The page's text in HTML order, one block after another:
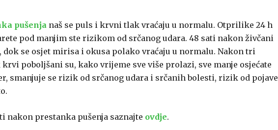
pušenja naš se puls i krvni tlak vraćaju u normalu. Otprilike 24 h
pod manjim ste rizikom od srčanog udara. 48 sati nakon živčani
se osjet mirisa i okusa polako vraćaju u normalu. Nakon tri
poboljšani su, kako vrijeme sve više prolazi, sve manje osjećate
smanjuje se rizik od srčanog udara i srčanih bolesti, rizik od pojave
nakon prestanka pušenja saznajte ovdje.